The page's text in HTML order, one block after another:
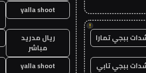
!
ببجي تمارا
ببجي تابي
yalla shoot
ريال مدريد
مباشر
yalla shoot